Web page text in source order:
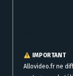
IMPORTANT
Allovideo.fr ne